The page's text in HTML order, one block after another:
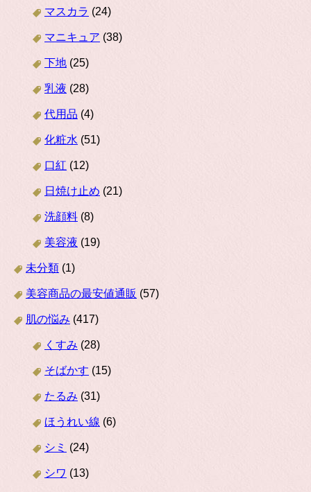
マスカラ (24)
マニキュア (38)
下地 (25)
乳液 (28)
代用品 (4)
化粧水 (51)
口紅 (12)
日焼け止め (21)
洗顔料 (8)
美容液 (19)
未分類 (1)
美容商品の最安値通販 (57)
肌の悩み (417)
くすみ (28)
そばかす (15)
たるみ (31)
ほうれい線 (6)
シミ (24)
シワ (13)